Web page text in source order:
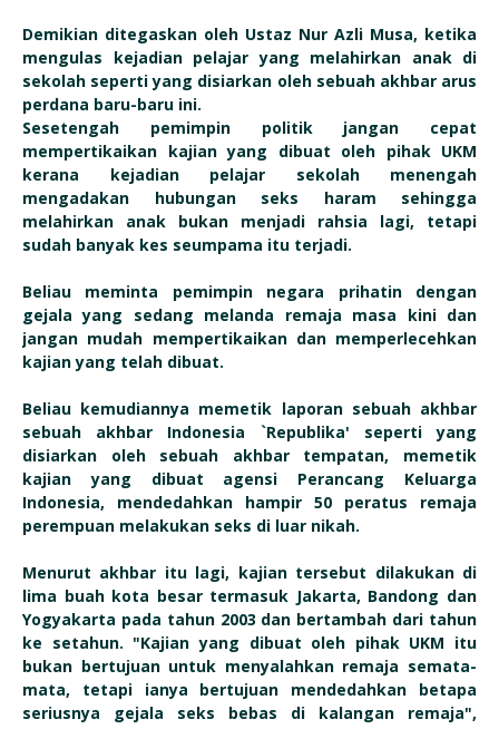
Demikian ditegaskan oleh Ustaz Nur Azli Musa, ketika
mengulas kejadian pelajar yang melahirkan anak di
sekolah seperti yang disiarkan oleh sebuah akhbar arus
perdana baru-baru ini.
Sesetengah pemimpin politik jangan cepat
mempertikaikan kajian yang dibuat oleh pihak UKM
kerana kejadian pelajar sekolah menengah
mengadakan hubungan seks haram sehingga
melahirkan anak bukan menjadi rahsia lagi, tetapi
sudah banyak kes seumpama itu terjadi.
Beliau meminta pemimpin negara prihatin dengan
gejala yang sedang melanda remaja masa kini dan
jangan mudah mempertikaikan dan memperlecehkan
kajian yang telah dibuat.
Beliau kemudiannya memetik laporan sebuah akhbar
sebuah akhbar Indonesia `Republika' seperti yang
disiarkan oleh sebuah akhbar tempatan, memetik
kajian yang dibuat agensi Perancang Keluarga
Indonesia, mendedahkan hampir 50 peratus remaja
perempuan melakukan seks di luar nikah.
Menurut akhbar itu lagi, kajian tersebut dilakukan di
lima buah kota besar termasuk Jakarta, Bandong dan
Yogyakarta pada tahun 2003 dan bertambah dari tahun
ke setahun. "Kajian yang dibuat oleh pihak UKM itu
bukan bertujuan untuk menyalahkan remaja semata-
mata, tetapi ianya bertujuan mendedahkan betapa
seriusnya gejala seks bebas di kalangan remaja",